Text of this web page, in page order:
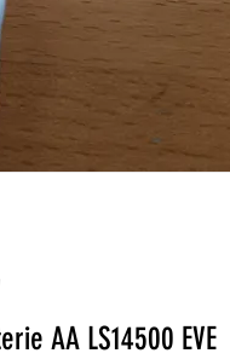
AA LS14500 EVE